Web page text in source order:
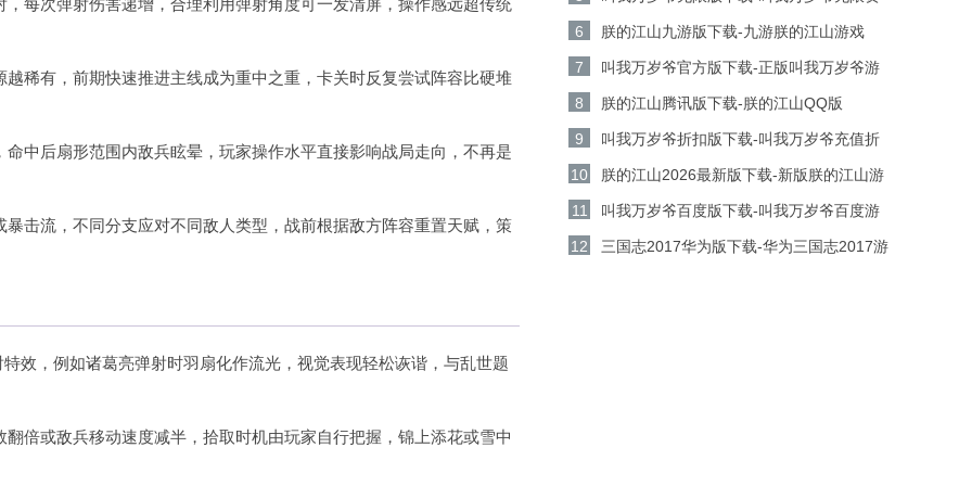
每次弹射伤害递增，合理利用弹射角度可一发清屏，操作感远超传统
稀有，前期快速推进主线成为重中之重，卡关时反复尝试阵容比硬堆
中后扇形范围内敌兵眩晕，玩家操作水平直接影响战局走向，不再是
击流，不同分支应对不同敌人类型，战前根据敌方阵容重置天赋，策
效，例如诸葛亮弹射时羽扇化作流光，视觉表现轻松诙谐，与乱世题
倍或敌兵移动速度减半，拾取时机由玩家自行把握，锦上添花或雪中
源版v5.9.0安卓版下载
6
朕的江山九游版下载-九游朕的江山游戏
v2.17.67安卓版下载
7
叫我万岁爷官方版下载-正版叫我万岁爷游
戏v5.9.0安卓版下载
8
朕的江山腾讯版下载-朕的江山QQ版
v2.17.67安卓版下载
9
叫我万岁爷折扣版下载-叫我万岁爷充值折
扣平台v5.9.0安卓版下载
10
朕的江山2026最新版下载-新版朕的江山游
戏 v2.17.67安卓版下载
11
叫我万岁爷百度版下载-叫我万岁爷百度游
戏v5.9.0安卓版下载
12
三国志2017华为版下载-华为三国志2017游